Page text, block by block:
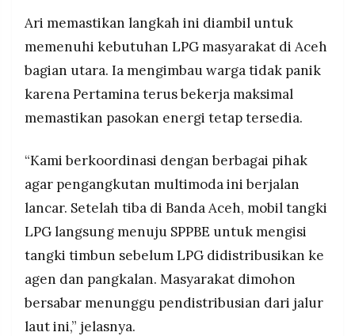
Ari memastikan langkah ini diambil untuk
memenuhi kebutuhan LPG masyarakat di Aceh
bagian utara. Ia mengimbau warga tidak panik
karena Pertamina terus bekerja maksimal
memastikan pasokan energi tetap tersedia.
“Kami berkoordinasi dengan berbagai pihak
agar pengangkutan multimoda ini berjalan
lancar. Setelah tiba di Banda Aceh, mobil tangki
LPG langsung menuju SPPBE untuk mengisi
tangki timbun sebelum LPG didistribusikan ke
agen dan pangkalan. Masyarakat dimohon
bersabar menunggu pendistribusian dari jalur
laut ini,” jelasnya.